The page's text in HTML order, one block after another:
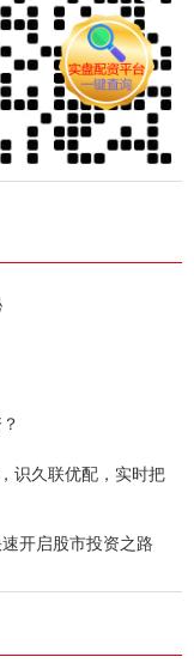
识久联优配，实时把
开启股市投资之路